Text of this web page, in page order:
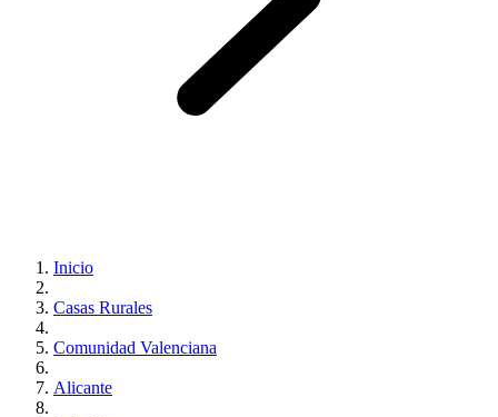
Inicio
Casas Rurales
Comunidad Valenciana
Alicante